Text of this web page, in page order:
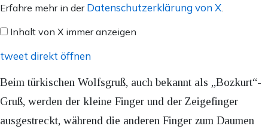
von
anzeigen
Erfahre mehr in der Datenschutzerklärung von X.
Inhalt von X immer anzeigen
tweet direkt öffnen
Beim türkischen Wolfsgruß, auch bekannt als „Bozkurt“-
Gruß, werden der kleine Finger und der Zeigefinger
ausgestreckt, während die anderen Finger zum Daumen